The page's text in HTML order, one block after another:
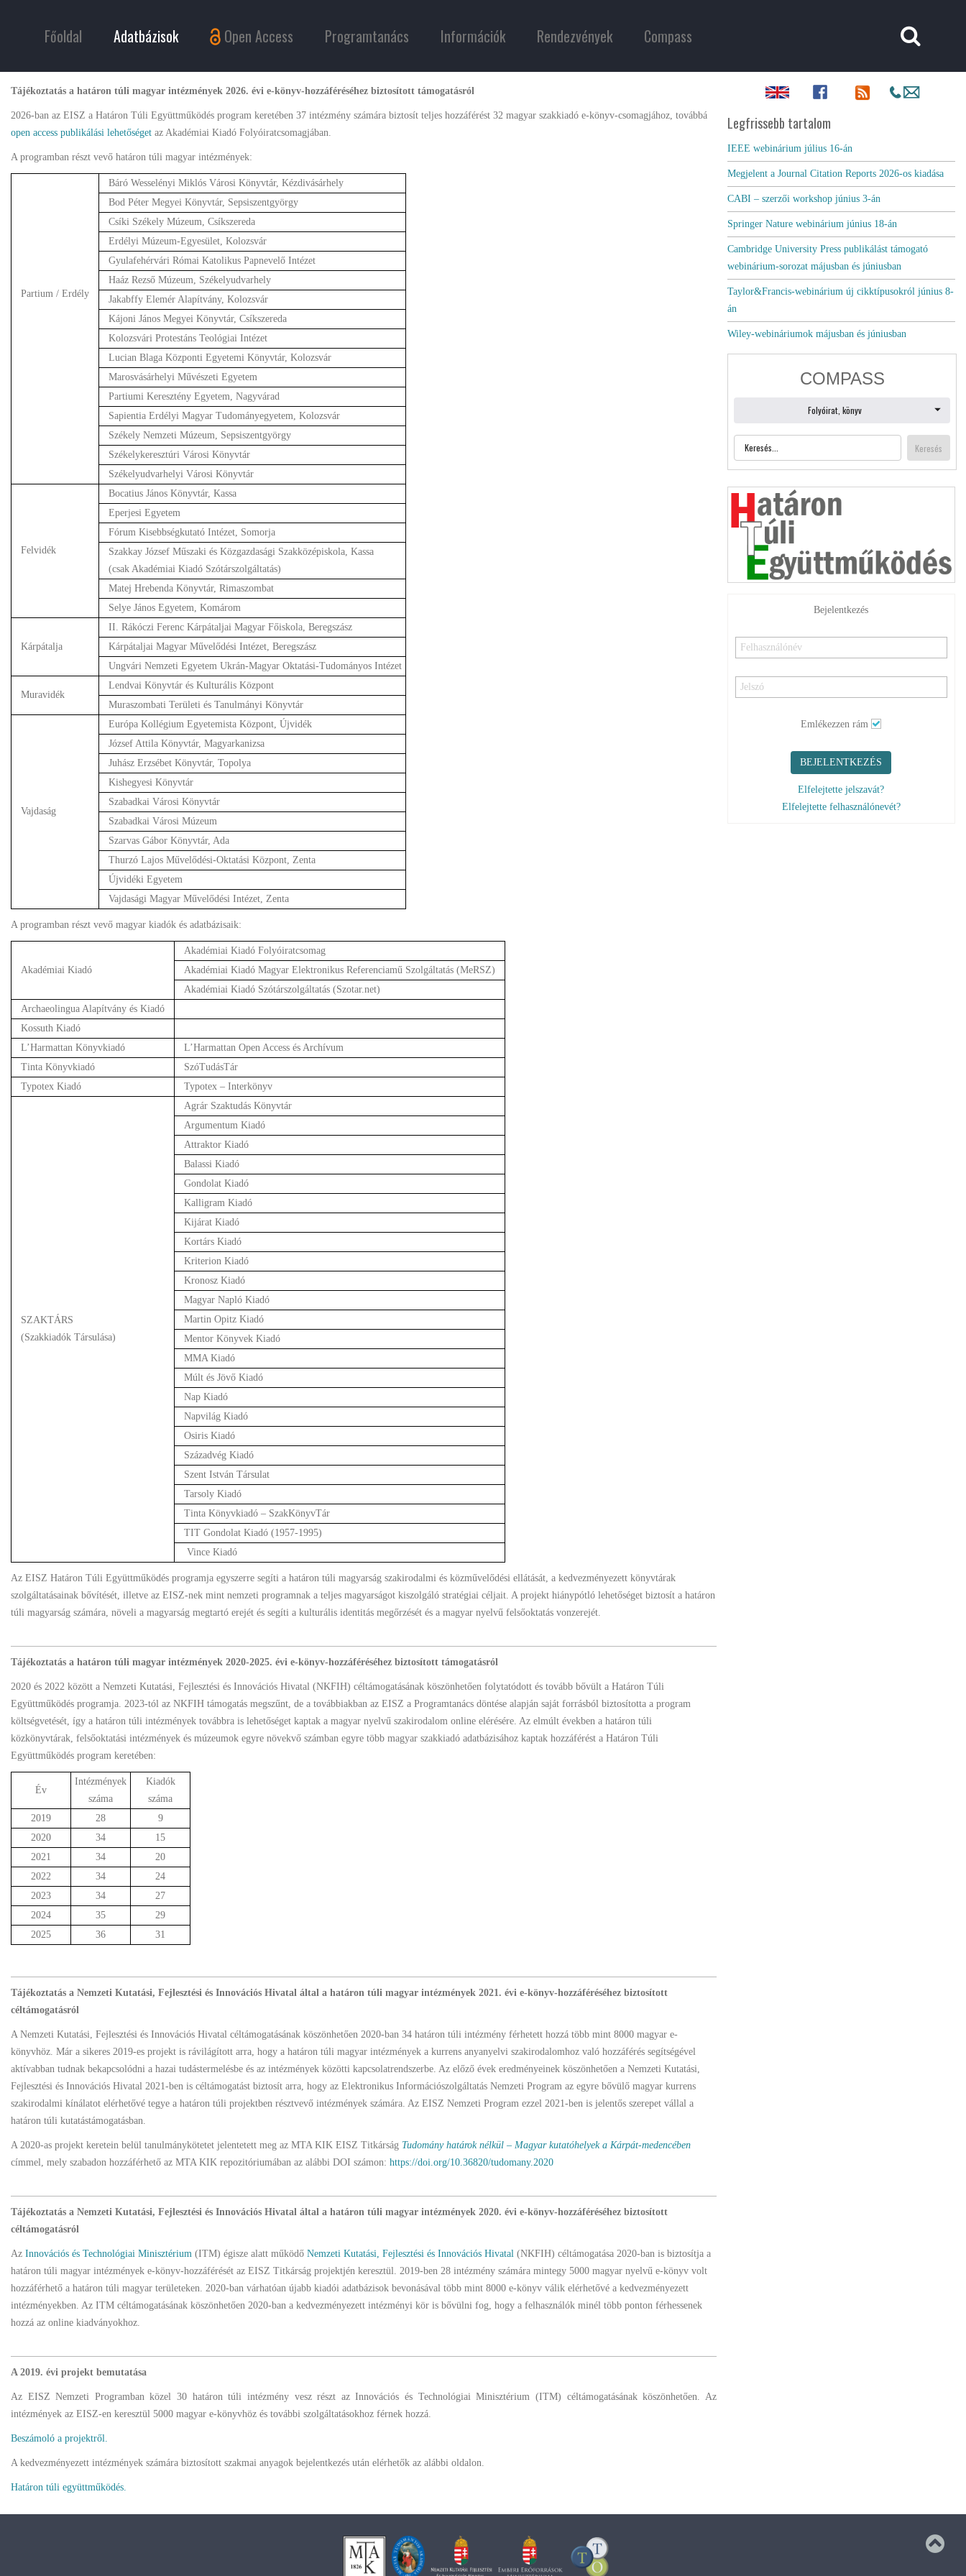
Főoldal Adatbázisok Open Access Programtanács Információk Rendezvények Compass
Tájékoztatás a határon túli magyar intézmények 2026. évi e-könyv-hozzáféréséhez biztosított támogatásról
2026-ban az EISZ a Határon Túli Együttműködés program keretében 37 intézmény számára biztosít teljes hozzáférést 32 magyar szakkiadó e-könyv-csomagjához, továbbá
open access publikálási lehetőséget az Akadémiai Kiadó Folyóiratcsomagjában.
A programban részt vevő határon túli magyar intézmények:
Partium / Erdély
Báró Wesselényi Miklós Városi Könyvtár, Kézdivásárhely
Bod Péter Megyei Könyvtár, Sepsiszentgyörgy
Csíki Székely Múzeum, Csíkszereda
Erdélyi Múzeum-Egyesület, Kolozsvár
Gyulafehérvári Római Katolikus Papnevelő Intézet
Haáz Rezső Múzeum, Székelyudvarhely
Jakabffy Elemér Alapítvány, Kolozsvár
Kájoni János Megyei Könyvtár, Csíkszereda
Kolozsvári Protestáns Teológiai Intézet
Lucian Blaga Központi Egyetemi Könyvtár, Kolozsvár
Marosvásárhelyi Művészeti Egyetem
Partiumi Keresztény Egyetem, Nagyvárad
Sapientia Erdélyi Magyar Tudományegyetem, Kolozsvár
Székely Nemzeti Múzeum, Sepsiszentgyörgy
Székelykeresztúri Városi Könyvtár
Székelyudvarhelyi Városi Könyvtár
Felvidék
Bocatius János Könyvtár, Kassa
Eperjesi Egyetem
Fórum Kisebbségkutató Intézet, Somorja
Szakkay József Műszaki és Közgazdasági Szakközépiskola, Kassa
(csak Akadémiai Kiadó Szótárszolgáltatás)
Matej Hrebenda Könyvtár, Rimaszombat
Selye János Egyetem, Komárom
Kárpátalja
II. Rákóczi Ferenc Kárpátaljai Magyar Főiskola, Beregszász
Kárpátaljai Magyar Művelődési Intézet, Beregszász
Ungvári Nemzeti Egyetem Ukrán-Magyar Oktatási-Tudományos Intézet
Muravidék
Lendvai Könyvtár és Kulturális Központ
Muraszombati Területi és Tanulmányi Könyvtár
Vajdaság
Európa Kollégium Egyetemista Központ, Újvidék
József Attila Könyvtár, Magyarkanizsa
Juhász Erzsébet Könyvtár, Topolya
Kishegyesi Könyvtár
Szabadkai Városi Könyvtár
Szabadkai Városi Múzeum
Szarvas Gábor Könyvtár, Ada
Thurzó Lajos Művelődési-Oktatási Központ, Zenta
Újvidéki Egyetem
Vajdasági Magyar Művelődési Intézet, Zenta
A programban részt vevő magyar kiadók és adatbázisaik:
Akadémiai Kiadó
Akadémiai Kiadó Folyóiratcsomag
Akadémiai Kiadó Magyar Elektronikus Referenciamű Szolgáltatás (MeRSZ)
Akadémiai Kiadó Szótárszolgáltatás (Szotar.net)
Archaeolingua Alapítvány és Kiadó
Kossuth Kiadó
L’Harmattan Könyvkiadó
L’Harmattan Open Access és Archívum
Tinta Könyvkiadó
SzóTudásTár
Typotex Kiadó
Typotex – Interkönyv
SZAKTÁRS
(Szakkiadók Társulása)
Agrár Szaktudás Könyvtár
Argumentum Kiadó
Attraktor Kiadó
Balassi Kiadó
Gondolat Kiadó
Kalligram Kiadó
Kijárat Kiadó
Kortárs Kiadó
Kriterion Kiadó
Kronosz Kiadó
Magyar Napló Kiadó
Martin Opitz Kiadó
Mentor Könyvek Kiadó
MMA Kiadó
Múlt és Jövő Kiadó
Nap Kiadó
Napvilág Kiadó
Osiris Kiadó
Századvég Kiadó
Szent István Társulat
Tarsoly Kiadó
Tinta Könyvkiadó – SzakKönyvTár
TIT Gondolat Kiadó (1957-1995)
Vince Kiadó
Az EISZ Határon Túli Együttműködés programja egyszerre segíti a határon túli magyarság szakirodalmi és közművelődési ellátását, a kedvezményezett könyvtárak
szolgáltatásainak bővítését, illetve az EISZ-nek mint nemzeti programnak a teljes magyarságot kiszolgáló stratégiai céljait. A projekt hiánypótló lehetőséget biztosít a határon
túli magyarság számára, növeli a magyarság megtartó erejét és segíti a kulturális identitás megőrzését és a magyar nyelvű felsőoktatás vonzerejét.
Tájékoztatás a határon túli magyar intézmények 2020-2025. évi e-könyv-hozzáféréséhez biztosított támogatásról
2020 és 2022 között a Nemzeti Kutatási, Fejlesztési és Innovációs Hivatal (NKFIH) céltámogatásának köszönhetően folytatódott és tovább bővült a Határon Túli
Együttműködés programja. 2023-tól az NKFIH támogatás megszűnt, de a továbbiakban az EISZ a Programtanács döntése alapján saját forrásból biztosította a program
költségvetését, így a határon túli intézmények továbbra is lehetőséget kaptak a magyar nyelvű szakirodalom online elérésére. Az elmúlt években a határon túli
közkönyvtárak, felsőoktatási intézmények és múzeumok egyre növekvő számban egyre több magyar szakkiadó adatbázisához kaptak hozzáférést a Határon Túli
Együttműködés program keretében:
Év
Intézmények
száma
Kiadók
száma
2019
28
9
2020
34
15
2021
34
20
2022
34
24
2023
34
27
2024
35
29
2025
36 31
Tájékoztatás a Nemzeti Kutatási, Fejlesztési és Innovációs Hivatal által a határon túli magyar intézmények 2021. évi e-könyv-hozzáféréséhez biztosított
céltámogatásról
A Nemzeti Kutatási, Fejlesztési és Innovációs Hivatal céltámogatásának köszönhetően 2020-ban 34 határon túli intézmény férhetett hozzá több mint 8000 magyar e-
könyvhöz. Már a sikeres 2019-es projekt is rávilágított arra, hogy a határon túli magyar intézmények a kurrens anyanyelvi szakirodalomhoz való hozzáférés segítségével
aktívabban tudnak bekapcsolódni a hazai tudástermelésbe és az intézmények közötti kapcsolatrendszerbe. Az előző évek eredményeinek köszönhetően a Nemzeti Kutatási,
Fejlesztési és Innovációs Hivatal 2021-ben is céltámogatást biztosít arra, hogy az Elektronikus Információszolgáltatás Nemzeti Program az egyre bővülő magyar kurrens
szakirodalmi kínálatot elérhetővé tegye a határon túli projektben résztvevő intézmények számára. Az EISZ Nemzeti Program ezzel 2021-ben is jelentős szerepet vállal a
határon túli kutatástámogatásban.
A 2020-as projekt keretein belül tanulmánykötetet jelentetett meg az MTA KIK EISZ Titkárság Tudomány határok nélkül – Magyar kutatóhelyek a Kárpát-medencében
címmel, mely szabadon hozzáférhető az MTA KIK repozitóriumában az alábbi DOI számon: https://doi.org/10.36820/tudomany.2020
Tájékoztatás a Nemzeti Kutatási, Fejlesztési és Innovációs Hivatal által a határon túli magyar intézmények 2020. évi e-könyv-hozzáféréséhez biztosított
céltámogatásról
Az Innovációs és Technológiai Minisztérium (ITM) égisze alatt működő Nemzeti Kutatási, Fejlesztési és Innovációs Hivatal (NKFIH) céltámogatása 2020-ban is biztosítja a
határon túli magyar intézmények e-könyv-hozzáférését az EISZ Titkárság projektjén keresztül. 2019-ben 28 intézmény számára mintegy 5000 magyar nyelvű e-könyv volt
hozzáférhető a határon túli magyar területeken. 2020-ban várhatóan újabb kiadói adatbázisok bevonásával több mint 8000 e-könyv válik elérhetővé a kedvezményezett
intézményekben. Az ITM céltámogatásának köszönhetően 2020-ban a kedvezményezett intézményi kör is bővülni fog, hogy a felhasználók minél több ponton férhessenek
hozzá az online kiadványokhoz.
A 2019. évi projekt bemutatása
Az EISZ Nemzeti Programban közel 30 határon túli intézmény vesz részt az Innovációs és Technológiai Minisztérium (ITM) céltámogatásának köszönhetően. Az
intézmények az EISZ-en keresztül 5000 magyar e-könyvhöz és további szolgáltatásokhoz férnek hozzá.
Beszámoló a projektről.
A kedvezményezett intézmények számára biztosított szakmai anyagok bejelentkezés után elérhetők az alábbi oldalon.
Határon túli együttműködés.
Legfrissebb tartalom
IEEE webinárium július 16-án
Megjelent a Journal Citation Reports 2026-os kiadása
CABI – szerzői workshop június 3-án
Springer Nature webinárium június 18-án
Cambridge University Press publikálást támogató
webinárium-sorozat májusban és júniusban
Taylor&Francis-webinárium új cikktípusokról június 8-
án
Wiley-webináriumok májusban és júniusban
Bejelentkezés
Emlékezzen rám
BEJELENTKEZÉS
Elfelejtette jelszavát?
Elfelejtette felhasználónevét?